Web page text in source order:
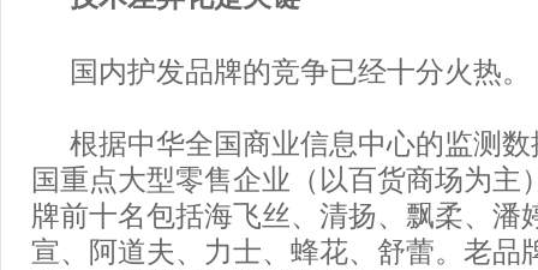
国内护发品牌的竞争已经十分火热。
根据中华全国商业信息中心的监测数
国重点大型零售企业（以百货商场为主
牌前十名包括海飞丝、清扬、飘柔、潘
宣、阿道夫、力士、蜂花、舒蕾。老品